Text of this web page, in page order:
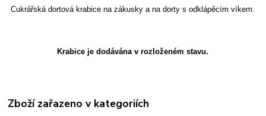
Cukrářská dortová krabice na zákusky a na dorty s odklápěcím víkem.
Krabice je dodávána v rozloženém stavu.
Zboží zařazeno v kategoriích